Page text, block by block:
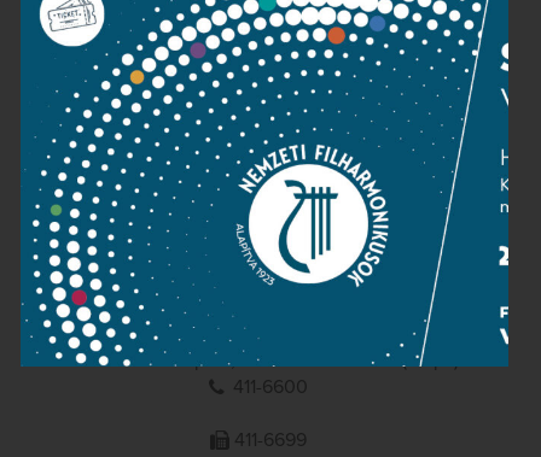
Adatvédelem
Impresszum
NEMZETI
FILHARMONIKUSOK
1095 Budapest, Komor Marcell u. 1. (Müpa)
411-6600
411-6699